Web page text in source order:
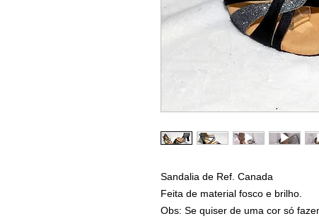
Sandalia de Ref. Canada
Feita de material fosco e brilho.
Obs: Se quiser de uma cor só